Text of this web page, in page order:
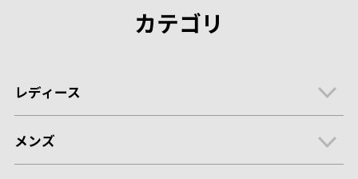
カテゴリ
レディース
メンズ